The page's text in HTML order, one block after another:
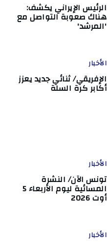
الرئيس الإيراني يكشف:
هناك صعوبة التواصل مع
'المرشد'
الأخبار
الإفريقي/ ثنائي جديد يعزز
أكابر كرة السلة
الأخبار
تونس الآن/ النشرة
المسائية ليوم الأربعاء 5
أوت 2026
الأخبار